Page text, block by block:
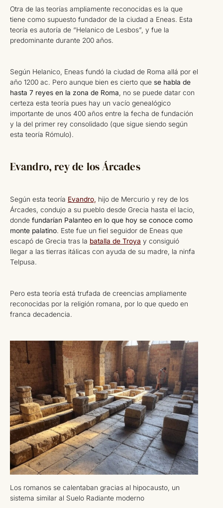
Otra de las teorías ampliamente reconocidas es la que
tiene como supuesto fundador de la ciudad a Eneas. Esta
teoría es autoría de “Helanico de Lesbos”, y fue la
predominante durante 200 años.
Según Helanico, Eneas fundó la ciudad de Roma allá por el
año 1200 ac. Pero aunque bien es cierto que se habla de
hasta 7 reyes en la zona de Roma , no se puede datar con
certeza esta teoría pues hay un vacío genealógico
importante de unos 400 años entre la fecha de fundación
y la del primer rey consolidado (que sigue siendo según
esta teoría Rómulo).
Evandro, rey de los Árcades
Según esta teoría Evandro, hijo de Mercurio y rey de los
Árcades, condujo a su pueblo desde Grecia hasta el lacio,
donde fundarían Palanteo en lo que hoy se conoce como
monte palatino. Este fue un fiel seguidor de Eneas que
escapó de Grecia tras la batalla de Troya y consiguió
llegar a las tierras itálicas con ayuda de su madre, la ninfa
Telpusa.
Pero esta teoría está trufada de creencias ampliamente
reconocidas por la religión romana, por lo que quedo en
franca decadencia.
Los romanos se calentaban gracias al hipocausto, un
sistema similar al Suelo Radiante moderno